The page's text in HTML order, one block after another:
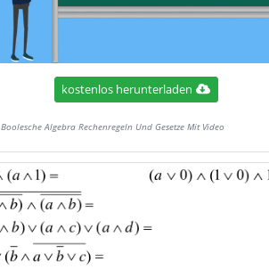
kostenlos herunterladen
Boolesche Algebra Rechenregeln Und Gesetze Mit Video